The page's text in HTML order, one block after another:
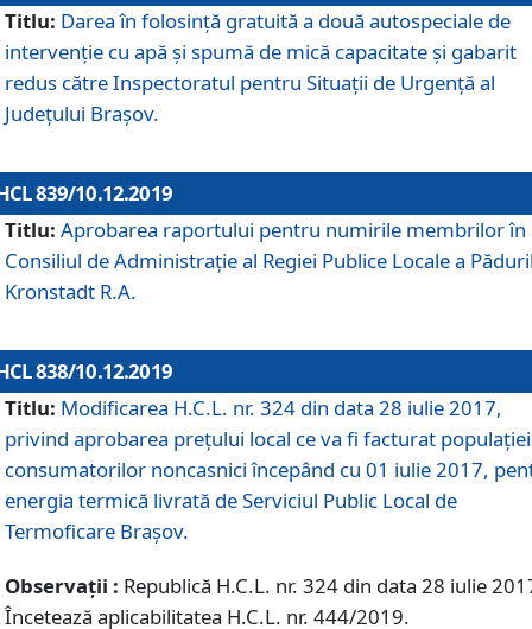
Titlu: Darea în folosință gratuită a două autospeciale de
intervenție cu apă și spumă de mică capacitate și gabarit
redus către Inspectoratul pentru Situaţii de Urgenţă al
Judeţului Brașov.
839/10.12.2019
Titlu: Aprobarea raportului pentru numirile membrilor în
Consiliul de Administraţie al Regiei Publice Locale a
Kronstadt R.A.
838/10.12.2019
Titlu: Modificarea H.C.L. nr. 324 din data 28 iulie 2017,
privind aprobarea preţului local ce va fi facturat
consumatorilor noncasnici începând cu 01 iulie 2017,
energia termică livrată de Serviciul Public Local de
Termoficare Braşov.
Observații : Republică H.C.L. nr. 324 din data 28 iulie
Încetează aplicabilitatea H.C.L. nr. 444/2019.